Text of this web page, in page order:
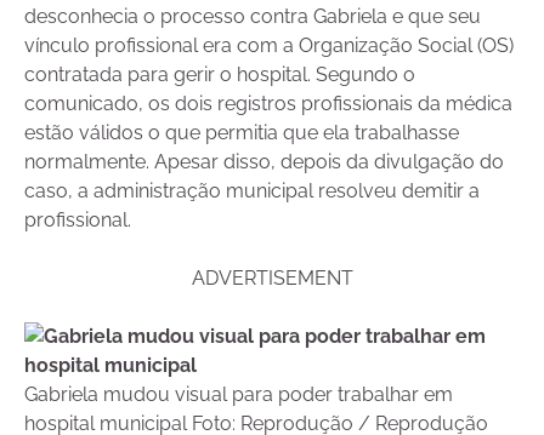
desconhecia o processo contra Gabriela e que seu
vínculo profissional era com a Organização Social (OS)
contratada para gerir o hospital. Segundo o
comunicado, os dois registros profissionais da médica
estão válidos o que permitia que ela trabalhasse
normalmente. Apesar disso, depois da divulgação do
caso, a administração municipal resolveu demitir a
profissional.
ADVERTISEMENT
Gabriela mudou visual para poder trabalhar em
hospital municipal Foto: Reprodução / Reprodução